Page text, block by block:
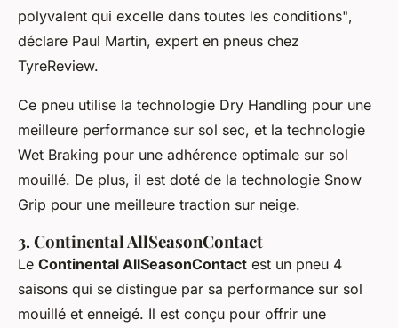
polyvalent qui excelle dans toutes les conditions",
déclare Paul Martin, expert en pneus chez
TyreReview.
Ce pneu utilise la technologie Dry Handling pour une
meilleure performance sur sol sec, et la technologie
Wet Braking pour une adhérence optimale sur sol
mouillé. De plus, il est doté de la technologie Snow
Grip pour une meilleure traction sur neige.
3. Continental AllSeasonContact
Le Continental AllSeasonContact est un pneu 4
saisons qui se distingue par sa performance sur sol
mouillé et enneigé. Il est conçu pour offrir une